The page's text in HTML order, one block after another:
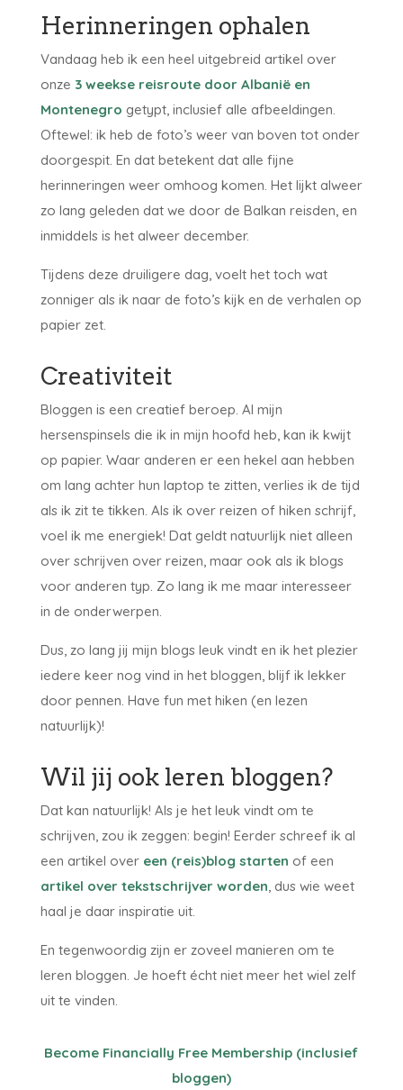
Herinneringen ophalen
Vandaag heb ik een heel uitgebreid artikel over
onze 3 weekse reisroute door Albanië en
Montenegro getypt, inclusief alle afbeeldingen.
Oftewel: ik heb de foto’s weer van boven tot onder
doorgespit. En dat betekent dat alle fijne
herinneringen weer omhoog komen. Het lijkt alweer
zo lang geleden dat we door de Balkan reisden, en
inmiddels is het alweer december.
Tijdens deze druiligere dag, voelt het toch wat
zonniger als ik naar de foto’s kijk en de verhalen op
papier zet.
Creativiteit
Bloggen is een creatief beroep. Al mijn
hersenspinsels die ik in mijn hoofd heb, kan ik kwijt
op papier. Waar anderen er een hekel aan hebben
om lang achter hun laptop te zitten, verlies ik de tijd
als ik zit te tikken. Als ik over reizen of hiken schrijf,
voel ik me energiek! Dat geldt natuurlijk niet alleen
over schrijven over reizen, maar ook als ik blogs
voor anderen typ. Zo lang ik me maar interesseer
in de onderwerpen.
Dus, zo lang jij mijn blogs leuk vindt en ik het plezier
iedere keer nog vind in het bloggen, blijf ik lekker
door pennen. Have fun met hiken (en lezen
natuurlijk)!
Wil jij ook leren bloggen?
Dat kan natuurlijk! Als je het leuk vindt om te
schrijven, zou ik zeggen: begin! Eerder schreef ik al
een artikel over een (reis)blog starten of een
artikel over tekstschrijver worden , dus wie weet
haal je daar inspiratie uit.
En tegenwoordig zijn er zoveel manieren om te
leren bloggen. Je hoeft écht niet meer het wiel zelf
uit te vinden.
Become Financially Free Membership (inclusief
bloggen)